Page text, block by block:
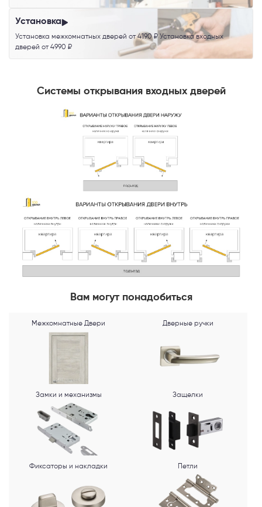
Установка
Установка межкомнатных дверей от 4190 ₽ Установка входных
дверей от 4990 ₽
Системы открывания входных дверей
Вам могут понадобиться
Межкомнатные Двери Дверные ручки
Замки и механизмы Защелки
Фиксаторы и накладки Петли
Выберите способ связи
Перезвонить
Telegram
MAX
Политикой конфиденциальности